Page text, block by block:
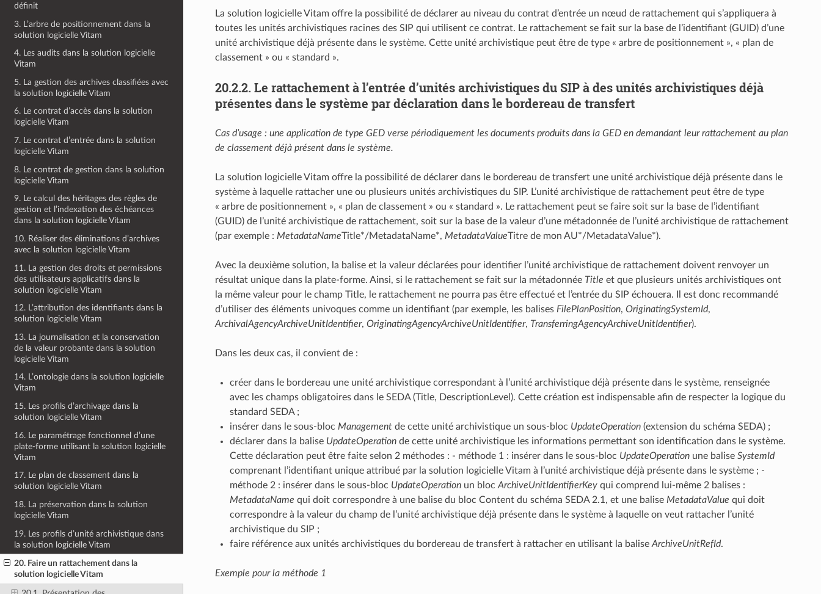
définit
3. L’arbre de positionnement dans la
solution logicielle Vitam
4. Les audits dans la solution logicielle
Vitam
5. La gestion des archives classifiées avec
la solution logicielle Vitam
6. Le contrat d’accès dans la solution
logicielle Vitam
7. Le contrat d’entrée dans la solution
logicielle Vitam
8. Le contrat de gestion dans la solution
logicielle Vitam
9. Le calcul des héritages des règles de
gestion et l’indexation des échéances
dans la solution logicielle Vitam
10. Réaliser des éliminations d’archives
avec la solution logicielle Vitam
11. La gestion des droits et permissions
des utilisateurs applicatifs dans la
solution logicielle Vitam
12. L’attribution des identifiants dans la
solution logicielle Vitam
13. La journalisation et la conservation
de la valeur probante dans la solution
logicielle Vitam
14. L’ontologie dans la solution logicielle
Vitam
15. Les profils d’archivage dans la
solution logicielle Vitam
16. Le paramétrage fonctionnel d’une
plate-forme utilisant la solution logicielle
Vitam
17. Le plan de classement dans la
solution logicielle Vitam
18. La préservation dans la solution
logicielle Vitam
19. Les profils d’unité archivistique dans
la solution logicielle Vitam
20. Faire un rattachement dans la
solution logicielle Vitam
La solution logicielle Vitam offre la possibilité de déclarer au niveau du contrat d’entrée un nœud de rattachement qui s’appliquera à
toutes les unités archivistiques racines des SIP qui utilisent ce contrat. Le rattachement se fait sur la base de l’identifiant (GUID) d’une
unité archivistique déjà présente dans le système. Cette unité archivistique peut être de type « arbre de positionnement », « plan de
classement » ou « standard ».
20.2.2. Le rattachement à l’entrée d’unités archivistiques du SIP à des unités archivistiques déjà
présentes dans le système par déclaration dans le bordereau de transfert
Cas d’usage : une application de type GED verse périodiquement les documents produits dans la GED en demandant leur rattachement au plan
de classement déjà présent dans le système.
La solution logicielle Vitam offre la possibilité de déclarer dans le bordereau de transfert une unité archivistique déjà présente dans le
système à laquelle rattacher une ou plusieurs unités archivistiques du SIP. L’unité archivistique de rattachement peut être de type
« arbre de positionnement », « plan de classement » ou « standard ». Le rattachement peut se faire soit sur la base de l’identifiant
(GUID) de l’unité archivistique de rattachement, soit sur la base de la valeur d’une métadonnée de l’unité archivistique de rattachement
(par exemple : MetadataNameTitle*/MetadataName*, MetadataValueTitre de mon AU*/MetadataValue*).
Avec la deuxième solution, la balise et la valeur déclarées pour identifier l’unité archivistique de rattachement doivent renvoyer un
résultat unique dans la plate-forme. Ainsi, si le rattachement se fait sur la métadonnée Title et que plusieurs unités archivistiques ont
la même valeur pour le champ Title, le rattachement ne pourra pas être effectué et l’entrée du SIP échouera. Il est donc recommandé
d’utiliser des éléments univoques comme un identifiant (par exemple, les balises FilePlanPosition, OriginatingSystemId,
ArchivalAgencyArchiveUnitIdentifier, OriginatingAgencyArchiveUnitIdentifier, TransferringAgencyArchiveUnitIdentifier).
Dans les deux cas, il convient de :
créer dans le bordereau une unité archivistique correspondant à l’unité archivistique déjà présente dans le système, renseignée
avec les champs obligatoires dans le SEDA (Title, DescriptionLevel). Cette création est indispensable afin de respecter la logique du
standard SEDA ;
insérer dans le sous-bloc Managementde cette unité archivistique un sous-bloc UpdateOperation(extension du schéma SEDA) ;
déclarer dans la balise UpdateOperationde cette unité archivistique les informations permettant son identification dans le système.
Cette déclaration peut être faite selon 2 méthodes : - méthode 1 : insérer dans le sous-bloc UpdateOperationune balise SystemId
comprenant l’identifiant unique attribué par la solution logicielle Vitam à l’unité archivistique déjà présente dans le système ; -
méthode 2 : insérer dans le sous-bloc UpdateOperationun bloc ArchiveUnitIdentifierKeyqui comprend lui-même 2 balises :
MetadataName qui doit correspondre à une balise du bloc Content du schéma SEDA 2.1, et une balise MetadataValue qui doit
correspondre à la valeur du champ de l’unité archivistique déjà présente dans le système à laquelle on veut rattacher l’unité
archivistique du SIP ;
faire référence aux unités archivistiques du bordereau de transfert à rattacher en utilisant la balise ArchiveUnitRefId.
Exemple pour la méthode 1